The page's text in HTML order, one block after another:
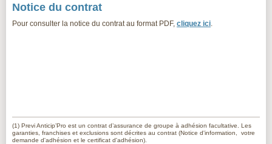
Notice du contrat
Pour consulter la notice du contrat au format PDF, cliquez ici.
(1) Previ Anticip’Pro est un contrat d’assurance de groupe à adhésion facultative. Les
garanties, franchises et exclusions sont décrites au contrat (Notice d'information, votre
demande d'adhésion et le certificat d'adhésion).